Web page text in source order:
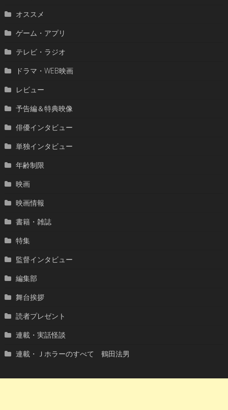
オススメ
ゲーム・アプリ
テレビ・ラジオ
ドラマ・WEB映画
レビュー
予告編＆特典映像
俳優インタビュー
単独インタビュー
年齢制限
映画
映画情報
書籍・雑誌
特集
監督インタビュー
編集部
舞台挨拶
読者プレゼント
連載・実話怪談
連載・Ｊホラーのすべて 鶴田法男